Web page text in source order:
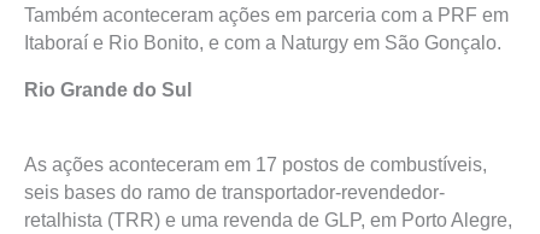
Também aconteceram ações em parceria com a PRF em
Itaboraí e Rio Bonito, e com a Naturgy em São Gonçalo.
Rio Grande do Sul
As ações aconteceram em 17 postos de combustíveis,
seis bases do ramo de transportador-revendedor-
retalhista (TRR) e uma revenda de GLP, em Porto Alegre,